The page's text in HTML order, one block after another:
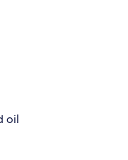
oil